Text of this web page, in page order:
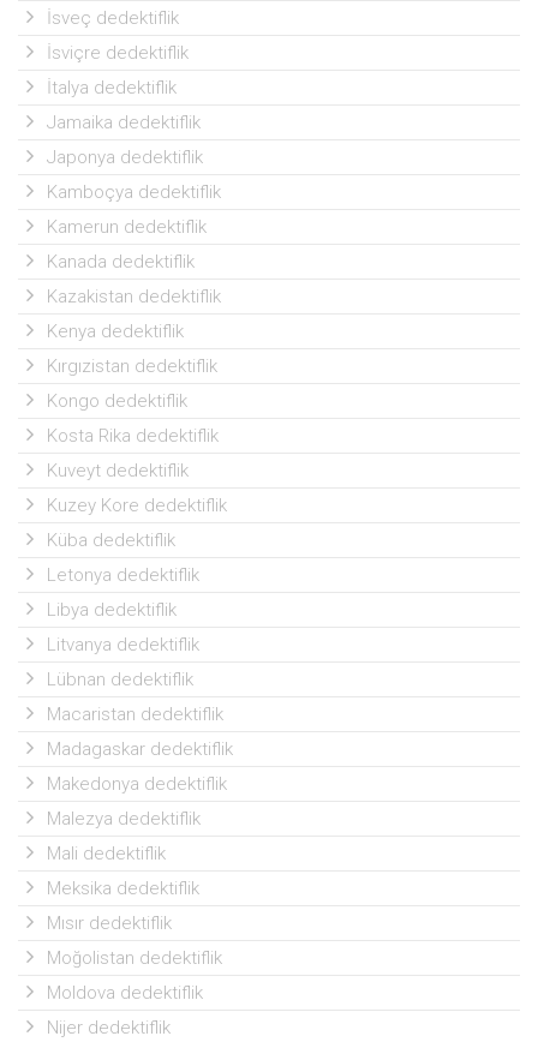
İsveç dedektiflik
İsviçre dedektiflik
İtalya dedektiflik
Jamaika dedektiflik
Japonya dedektiflik
Kamboçya dedektiflik
Kamerun dedektiflik
Kanada dedektiflik
Kazakistan dedektiflik
Kenya dedektiflik
Kırgızistan dedektiflik
Kongo dedektiflik
Kosta Rika dedektiflik
Kuveyt dedektiflik
Kuzey Kore dedektiflik
Küba dedektiflik
Letonya dedektiflik
Libya dedektiflik
Litvanya dedektiflik
Lübnan dedektiflik
Macaristan dedektiflik
Madagaskar dedektiflik
Makedonya dedektiflik
Malezya dedektiflik
Mali dedektiflik
Meksika dedektiflik
Mısır dedektiflik
Moğolistan dedektiflik
Moldova dedektiflik
Nijer dedektiflik